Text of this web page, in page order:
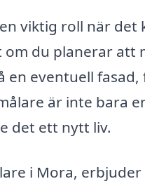
viktig roll när
om du planerar
en eventuell
är inte bara
det ett nytt liv.
i Mora,